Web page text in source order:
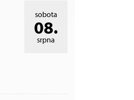
sobota
08.
srpna